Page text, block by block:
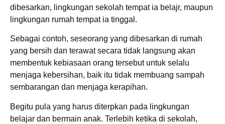
dibesarkan, lingkungan sekolah tempat ia belajr, maupun
lingkungan rumah tempat ia tinggal.
Sebagai contoh, seseorang yang dibesarkan di rumah
yang bersih dan terawat secara tidak langsung akan
membentuk kebiasaan orang tersebut untuk selalu
menjaga kebersihan, baik itu tidak membuang sampah
sembarangan dan menjaga kerapihan.
Begitu pula yang harus diterpkan pada lingkungan
belajar dan bermain anak. Terlebih ketika di sekolah,